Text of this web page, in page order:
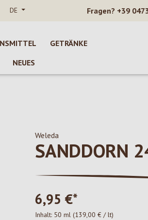
DE Fragen? +39
GETRÄNKE
NEUES
Weleda
SANDDORN
6,95 €*
Inhalt: 50 ml (139,00 € / lt)